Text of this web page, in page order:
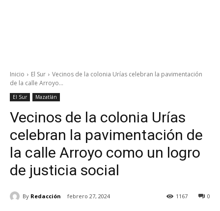
Inicio El Sur
Vecinos de la colonia Urías celebran la pavimentación
de la calle Arroyo...
El Sur Mazatlán
Vecinos de la colonia Urías
celebran la pavimentación de
la calle Arroyo como un logro
de justicia social
By Redacción febrero 27, 2024 0
1167